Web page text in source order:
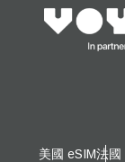
美國 eSIM法國